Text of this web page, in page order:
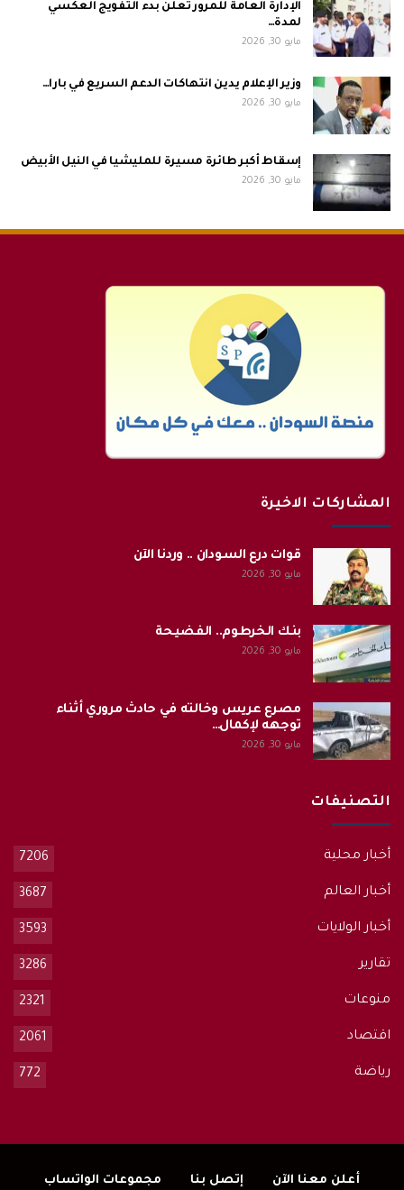
الإدارة العامة للمرور تعلن بدء التفويج العكسي
لمدة…
مايو 30, 2026
وزير الإعلام يدين انتهاكات الدعم السريع في بارا…
مايو 30, 2026
إسقاط أكبر طائرة مسيرة للمليشيا في النيل الأبيض
مايو 30, 2026
المشاركات الاخيرة
قوات درع السودان .. وردنا الآن
مايو 30, 2026
بنك الخرطوم.. الفضيحة
مايو 30, 2026
مصرع عريس وخالته في حادث مروري أثناء
توجهه لإكمال…
مايو 30, 2026
التصنيفات
أخبار محلية 7206
أخبار العالم 3687
أخبار الولايات 3593
تقارير 3286
منوعات 2321
اقتصاد 2061
رياضة 772
أعلن معنا الآن إتصل بنا مجموعات الواتساب